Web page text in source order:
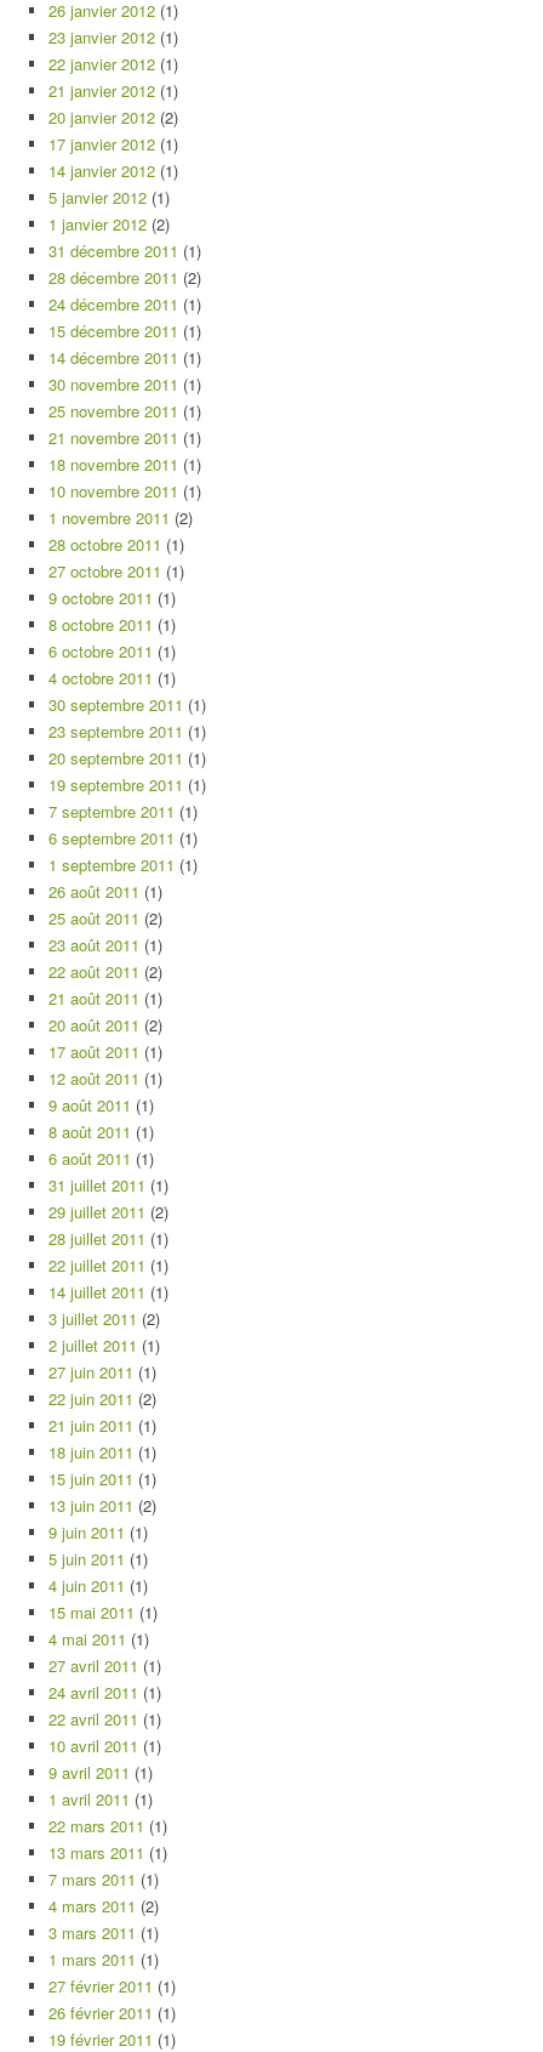
26 janvier 2012 (1)
23 janvier 2012 (1)
22 janvier 2012 (1)
21 janvier 2012 (1)
20 janvier 2012 (2)
17 janvier 2012 (1)
14 janvier 2012 (1)
5 janvier 2012 (1)
1 janvier 2012 (2)
31 décembre 2011 (1)
28 décembre 2011 (2)
24 décembre 2011 (1)
15 décembre 2011 (1)
14 décembre 2011 (1)
30 novembre 2011 (1)
25 novembre 2011 (1)
21 novembre 2011 (1)
18 novembre 2011 (1)
10 novembre 2011 (1)
1 novembre 2011 (2)
28 octobre 2011 (1)
27 octobre 2011 (1)
9 octobre 2011 (1)
8 octobre 2011 (1)
6 octobre 2011 (1)
4 octobre 2011 (1)
30 septembre 2011 (1)
23 septembre 2011 (1)
20 septembre 2011 (1)
19 septembre 2011 (1)
7 septembre 2011 (1)
6 septembre 2011 (1)
1 septembre 2011 (1)
26 août 2011 (1)
25 août 2011 (2)
23 août 2011 (1)
22 août 2011 (2)
21 août 2011 (1)
20 août 2011 (2)
17 août 2011 (1)
12 août 2011 (1)
9 août 2011 (1)
8 août 2011 (1)
6 août 2011 (1)
31 juillet 2011 (1)
29 juillet 2011 (2)
28 juillet 2011 (1)
22 juillet 2011 (1)
14 juillet 2011 (1)
3 juillet 2011 (2)
2 juillet 2011 (1)
27 juin 2011 (1)
22 juin 2011 (2)
21 juin 2011 (1)
18 juin 2011 (1)
15 juin 2011 (1)
13 juin 2011 (2)
9 juin 2011 (1)
5 juin 2011 (1)
4 juin 2011 (1)
15 mai 2011 (1)
4 mai 2011 (1)
27 avril 2011 (1)
24 avril 2011 (1)
22 avril 2011 (1)
10 avril 2011 (1)
9 avril 2011 (1)
1 avril 2011 (1)
22 mars 2011 (1)
13 mars 2011 (1)
7 mars 2011 (1)
4 mars 2011 (2)
3 mars 2011 (1)
1 mars 2011 (1)
27 février 2011 (1)
26 février 2011 (1)
19 février 2011 (1)